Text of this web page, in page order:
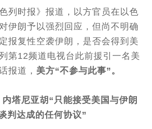
列时报》报道，以方官员在以色
伊朗予以强烈回应，但尚不明确
报复性空袭伊朗，是否会得到美
第12频道电视台此前援引一名美
报道， 美方“不参与此事”。
内塔尼亚胡“只能接受美国与伊朗
判达成的任何协议”